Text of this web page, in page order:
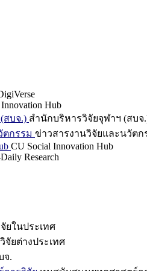
Hub
สบจ.) สำนักบริหารวิจัยจุฬาฯ (สบจ
ตกรรม ข่าวสารงานวิจัยและนวัตก
CU Social Innovation Hub
Research
ยในประเทศ
จัยต่างประเทศ
จ.